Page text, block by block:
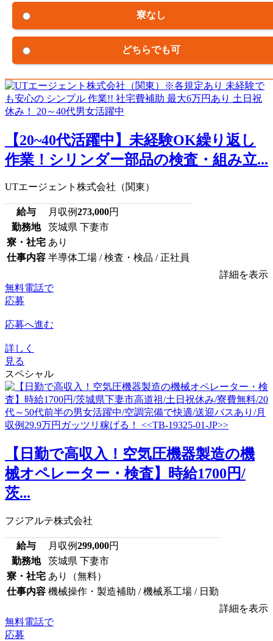
寮なし
どちらでも可
【20~40代活躍中】未経験OK繰り返し
作業！シリンダー部品の検査・組み立...
UTエージェント株式会社（関東）
給与 月収例273,000円
勤務地
茨城県 下妻市
寮・社宅 あり
仕事内容 半導体工場 / 検査・検品 / 正社員
詳細を表示
無料電話で
応募
応募へ進む
詳しく
見る
スペシャル
【日勤で高収入！空気圧機器製造の機
械オペレーター・検査】時給1700円/
茨...
フジアルテ株式会社
給与 月収例299,000円
勤務地
茨城県 下妻市
寮・社宅 あり（無料）
仕事内容 機械操作・製造補助 / 機械系工場 / 日勤
詳細を表示
無料電話で
応募